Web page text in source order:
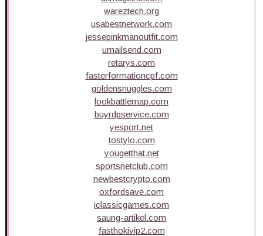
wareztech.org
usabestnetwork.com
jessepinkmanoutfit.com
umailsend.com
retarys.com
fasterformationcpf.com
goldensnuggles.com
lookbattlemap.com
buyrdpservice.com
yesport.net
tostylo.com
yougetthat.net
sportsnetclub.com
newbestcrypto.com
oxfordsave.com
iclassicgames.com
saung-artikel.com
fasthokivip2.com